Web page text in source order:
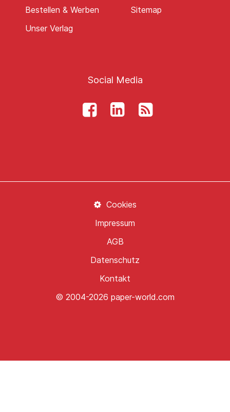
Bestellen & Werben
Unser Verlag
Sitemap
Social Media
© 2004-2026 paper-world.com
Kontakt
Datenschutz
AGB
Impressum
Cookies